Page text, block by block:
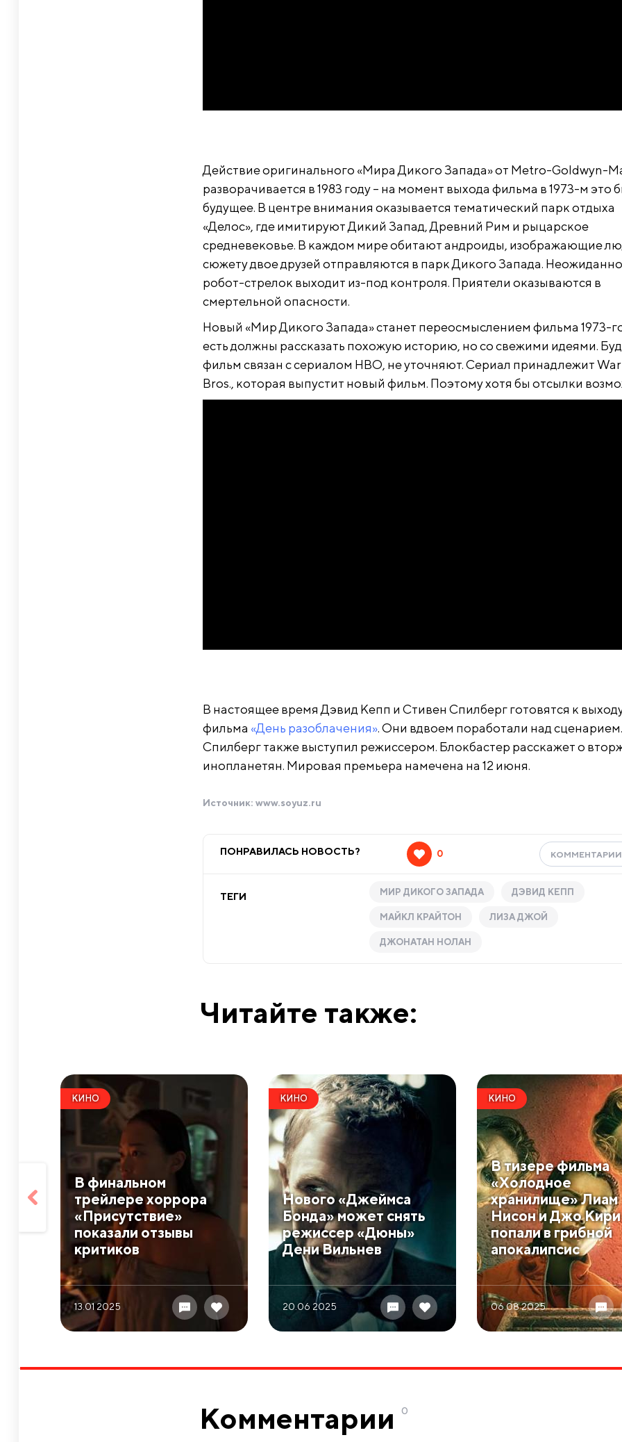
Действие оригинального «Мира Дикого Запада» от Metro-Goldwyn-
разворачивается в 1983 году – на момент выхода фильма в 1973-м это
будущее. В центре внимания оказывается тематический парк отдыха
«Делос», где имитируют Дикий Запад, Древний Рим и рыцарское
средневековье. В каждом мире обитают андроиды, изображающие
сюжету двое друзей отправляются в парк Дикого Запада. Неожиданно
робот-стрелок выходит из-под контроля. Приятели оказываются в
смертельной опасности.
Новый «Мир Дикого Запада» станет переосмыслением фильма 1973-
есть должны рассказать похожую историю, но со свежими идеями.
фильм связан с сериалом HBO, не уточняют. Сериал принадлежит
Bros., которая выпустит новый фильм. Поэтому хотя бы отсылки
В настоящее время Дэвид Кепп и Стивен Спилберг готовятся к
фильма «День разоблачения». Они вдвоем поработали над сценарием.
Спилберг также выступил режиссером. Блокбастер расскажет о
инопланетян. Мировая премьера намечена на 12 июня.
Источник: www.soyuz.ru
ПОНРАВИЛАСЬ НОВОСТЬ? 0 КОММЕНТАРИИ
ТЕГИ МИР ДИКОГО ЗАПАДА ДЭВИД КЕПП
МАЙКЛ КРАЙТОН ЛИЗА ДЖОЙ
ДЖОНАТАН НОЛАН
Читайте также:
КИНО
В финальном
трейлере хоррора
«Присутствие»
показали отзывы
критиков
13.01 2025
КИНО
Нового «Джеймса
Бонда» может снять
режиссер «Дюны»
Дени Вильнев
20.06 2025
КИНО
В тизере фильма
«Холодное
хранилище» Лиам
Нисон и Джо Кири
попали в грибной
апокалипсис
06.08 2025
Комментарии 0